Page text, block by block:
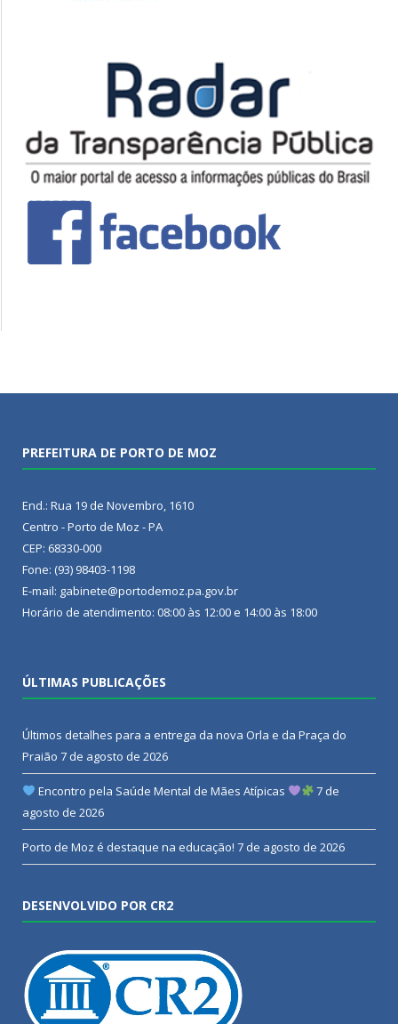
PREFEITURA DE PORTO DE MOZ
End.: Rua 19 de Novembro, 1610
Centro - Porto de Moz - PA
CEP: 68330-000
Fone: (93) 98403-1198
E-mail: gabinete@portodemoz.pa.gov.br
Horário de atendimento: 08:00 às 12:00 e 14:00 às 18:00
ÚLTIMAS PUBLICAÇÕES
Últimos detalhes para a entrega da nova Orla e da Praça do
Praião 7 de agosto de 2026
Encontro pela Saúde Mental de Mães Atípicas
7 de
agosto de 2026
Porto de Moz é destaque na educação! 7 de agosto de 2026
DESENVOLVIDO POR CR2